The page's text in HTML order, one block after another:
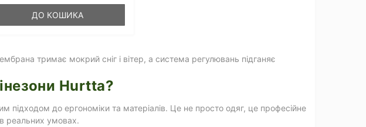
ДО КОШИКА
тримає мокрий сніг і вітер, а система регулювань підганяє
Hurtta?
підходом до ергономіки та матеріалів. Це не просто одяг, це професійне
реальних умовах.